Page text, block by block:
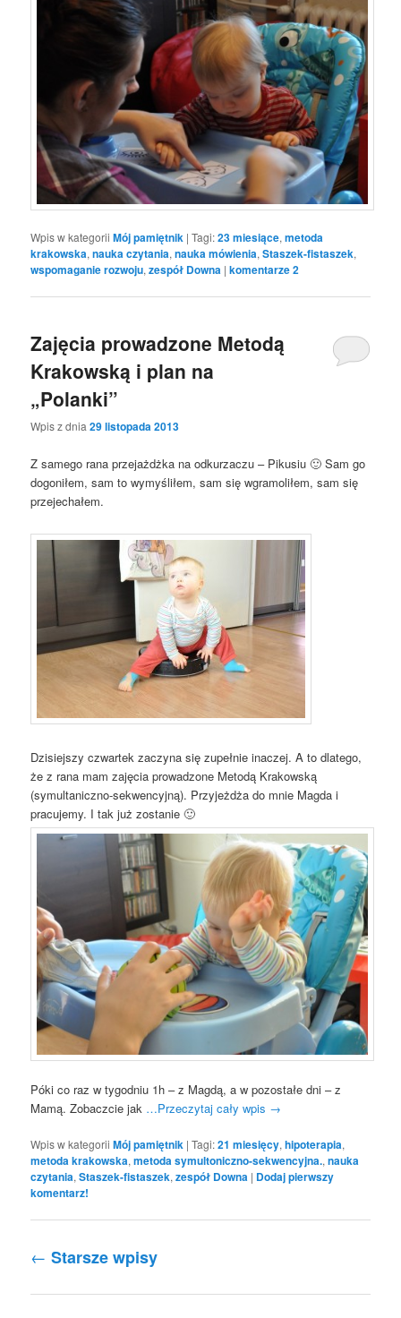
Wpis w kategoriiMój pamiętnik |Tagi:23 miesiące,metoda
krakowska,nauka czytania,nauka mówienia,Staszek-fistaszek,
wspomaganie rozwoju,zespół Downa |komentarze2
Zajęcia prowadzone Metodą
Krakowską i plan na
„Polanki”
Wpis z dnia29 listopada 2013
Z samego rana przejażdżka na odkurzaczu – Pikusiu 🙂 Sam go
dogoniłem, sam to wymyśliłem, sam się wgramoliłem, sam się
przejechałem.
Dzisiejszy czwartek zaczyna się zupełnie inaczej. A to dlatego,
że z rana mam zajęcia prowadzone Metodą Krakowską
(symultaniczno-sekwencyjną). Przyjeżdża do mnie Magda i
pracujemy. I tak już zostanie 🙂
Póki co raz w tygodniu 1h – z Magdą, a w pozostałe dni – z
Mamą. Zobaczcie jak …Przeczytaj cały wpis →
Wpis w kategoriiMój pamiętnik |Tagi:21 miesięcy,hipoterapia,
metoda krakowska,metoda symultoniczno-sekwencyjna.,nauka
czytania,Staszek-fistaszek,zespół Downa | Dodaj pierwszy
komentarz!
Nawigacja po wpisach
← Starsze wpisy